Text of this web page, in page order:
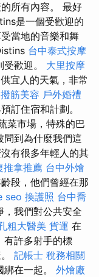
所有內容。 最好
是一個受歡迎的
當地的音樂和舞
台中泰式按摩
歡迎。 大里按摩
宜人的天氣，非常
撥筋美容 戶外婚禮
訂住宿和計劃。
菜市場，特殊的巴
問到為什麼我們這
有很多年輕人的其
推拿推薦 台中外燴
段，他們曾經在那
seo 換護照 台中喬
，我們對公共安全
粗大醫美 貨運 在
有許多射手的標
記帳士 稅務相關
在一起。 外燴廠